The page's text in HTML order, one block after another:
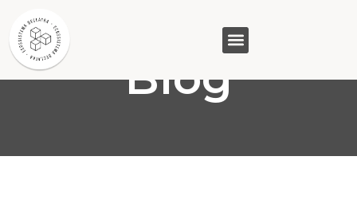
Blog